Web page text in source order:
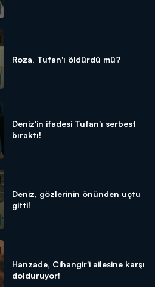
Roza, Tufan'ı öldürdü mü?
Deniz'in ifadesi Tufan'ı serbest
bıraktı!
Deniz, gözlerinin önünden uçtu
gitti!
Hanzade, Cihangir'i ailesine karşı
dolduruyor!